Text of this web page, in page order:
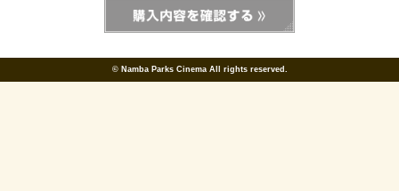
©Namba Parks Cinema All rights reserved.